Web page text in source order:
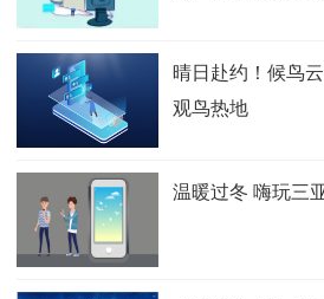
晴日赴约！候鸟
观鸟热地
温暖过冬 嗨玩三